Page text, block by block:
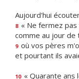
Aujourd'hui
8 « Ne fermez
comme au jour de
9 où vos pères
et pourtant ils
10 « Quarante ans